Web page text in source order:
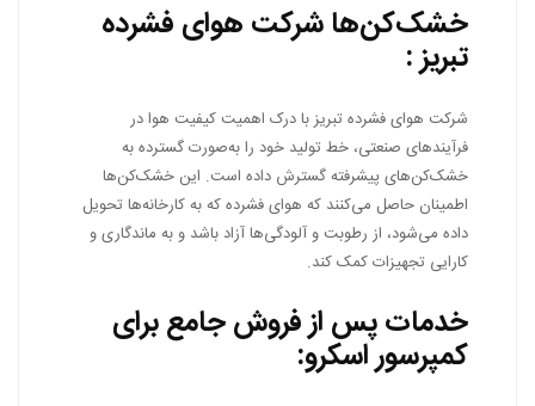
خشک‌کن‌ها شرکت هوای فشرده
تبریز :
شرکت هوای فشرده تبریز با درک اهمیت کیفیت هوا در
فرآیندهای صنعتی، خط تولید خود را به‌صورت گسترده به
خشک‌کن‌های پیشرفته گسترش داده است. این خشک‌کن‌ها
اطمینان حاصل می‌کنند که هوای فشرده که به کارخانه‌ها تحویل
داده می‌شود، از رطوبت و آلودگی‌ها آزاد باشد و به ماندگاری و
کارایی تجهیزات کمک کند.
خدمات پس از فروش جامع برای
کمپرسور اسکرو: